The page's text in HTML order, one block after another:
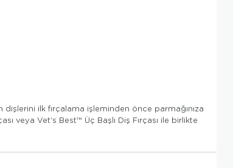
dişlerini ilk fırçalama işleminden önce parmağınıza
veya Vet’s Best™ Üç Başlı Diş Fırçası ile birlikte